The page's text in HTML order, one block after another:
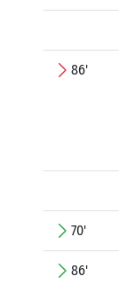
86'
70'
86'